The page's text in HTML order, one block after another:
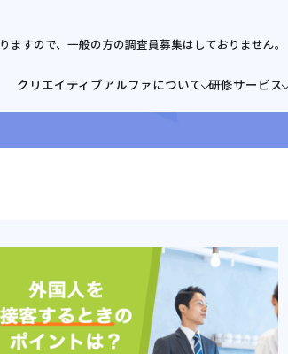
ますので、一般の方の調査員募集はしておりません。
クリエイティブアルファについて 研修サービス